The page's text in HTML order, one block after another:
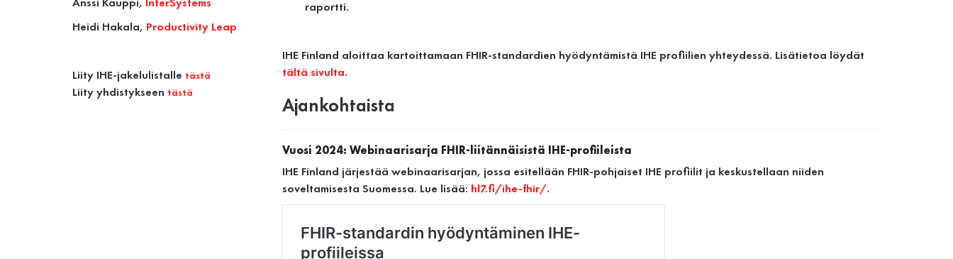
Heidi Hakala, Productivity Leap
Liity IHE-jakelulistalle tästä
Liity yhdistykseen tästä
raportti.
IHE Finland aloittaa kartoittamaan FHIR-standardien hyödyntämistä IHE profiilien yhteydessä. Lisätietoa löydät
tältä sivulta.
Ajankohtaista
Vuosi 2024: Webinaarisarja FHIR-liitännäisistä IHE-profiileista
IHE Finland järjestää webinaarisarjan, jossa esitellään FHIR-pohjaiset IHE profiilit ja keskustellaan niiden
soveltamisesta Suomessa. Lue lisää: hl7.fi/ihe-fhir/.